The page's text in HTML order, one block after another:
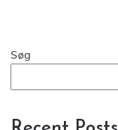
Søg